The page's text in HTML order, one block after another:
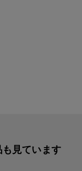
見ています